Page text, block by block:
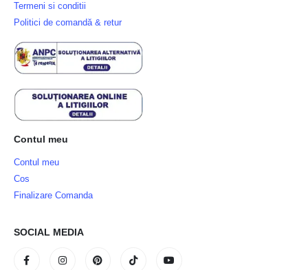
Termeni si conditii
Politici de comandă & retur
Contul meu
Contul meu
Cos
Finalizare Comanda
SOCIAL MEDIA